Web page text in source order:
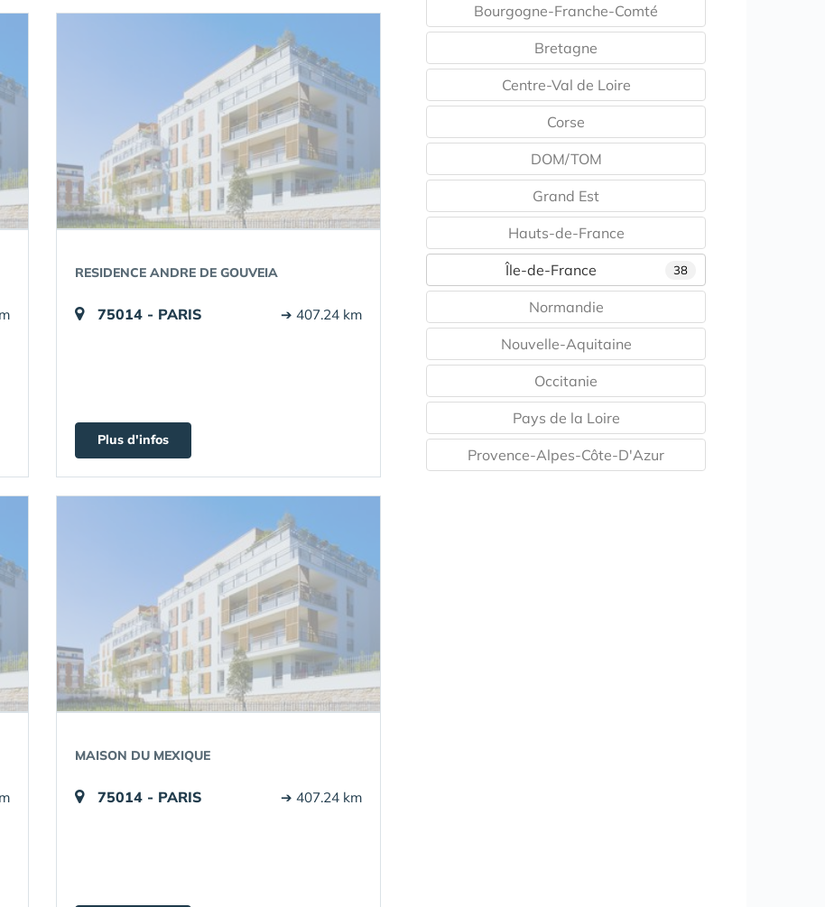
RESIDENCE ANDRE DE GOUVEIA
75014 - PARIS ➔ 407.24 km
Plus d'infos
MAISON DU MEXIQUE
75014 - PARIS ➔ 407.24 km
Bourgogne-Franche-Comté
Bretagne
Centre-Val de Loire
Corse
DOM/TOM
Grand Est
Hauts-de-France
38
Île-de-France
Normandie
Nouvelle-Aquitaine
Occitanie
Pays de la Loire
Provence-Alpes-Côte-D'Azur